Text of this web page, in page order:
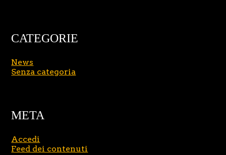
CATEGORIE
News
Senza categoria
META
Accedi
Feed dei contenuti